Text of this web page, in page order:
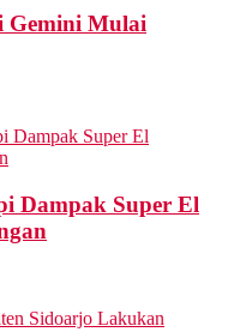
Gemini Mulai
Dampak Super El